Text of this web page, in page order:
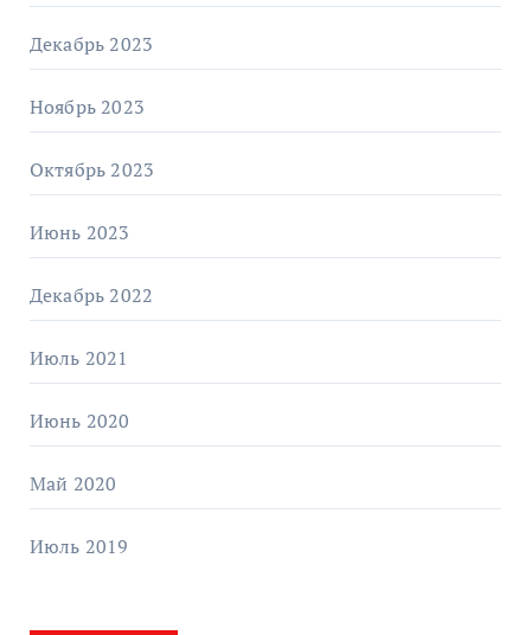
Декабрь 2023
Ноябрь 2023
Октябрь 2023
Июнь 2023
Декабрь 2022
Июль 2021
Июнь 2020
Май 2020
Июль 2019